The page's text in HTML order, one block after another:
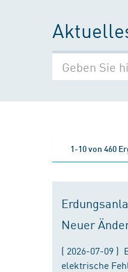
1-10 von 460
Neuer
( 2026-07-09 )
elektrische